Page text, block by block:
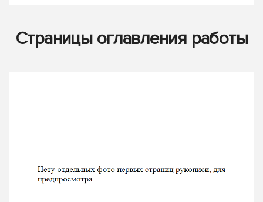
Страницы оглавления работы